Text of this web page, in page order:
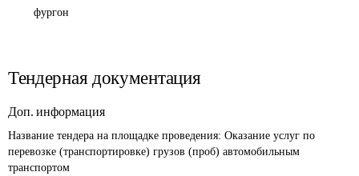
фургон
Тендерная документация
Доп. информация
Название тендера на площадке проведения: Оказание услуг по
перевозке (транспортировке) грузов (проб) автомобильным
транспортом